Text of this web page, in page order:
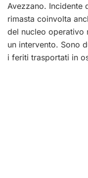
Avezzano. Incidente
rimasta coinvolta
del nucleo operativo
un intervento. Sono
i feriti trasportati in